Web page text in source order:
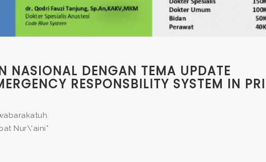
NASIONAL DENGAN TEMA UPDATE
RESPONSBILITY SYSTEM IN
Nur\'aini*